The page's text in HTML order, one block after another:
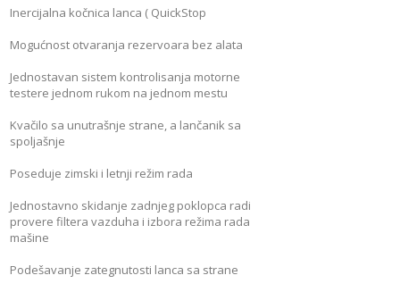
Inercijalna kočnica lanca ( QuickStop
Mogućnost otvaranja rezervoara bez alata
Jednostavan sistem kontrolisanja motorne
testere jednom rukom na jednom mestu
Kvačilo sa unutrašnje strane, a lančanik sa
spoljašnje
Poseduje zimski i letnji režim rada
Jednostavno skidanje zadnjeg poklopca radi
provere filtera vazduha i izbora režima rada
mašine
Podešavanje zategnutosti lanca sa strane